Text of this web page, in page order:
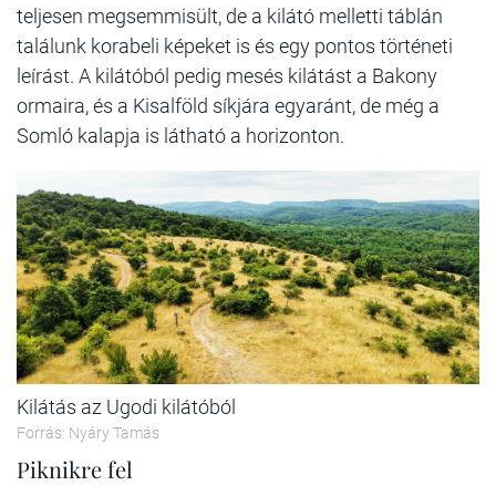
teljesen megsemmisült, de a kilátó melletti táblán
találunk korabeli képeket is és egy pontos történeti
leírást. A kilátóból pedig mesés kilátást a Bakony
ormaira, és a Kisalföld síkjára egyaránt, de még a
Somló kalapja is látható a horizonton.
Kilátás az Ugodi kilátóból
Forrás: Nyáry Tamás
Piknikre fel